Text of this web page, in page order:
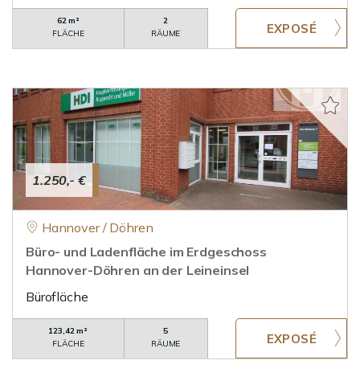
62 m²
FLÄCHE
2
RÄUME
1.250,- €
Hannover / Döhren
Büro- und Ladenfläche im Erdgeschoss
Hannover-Döhren an der Leineinsel
Bürofläche
123,42 m²
FLÄCHE
5
RÄUME